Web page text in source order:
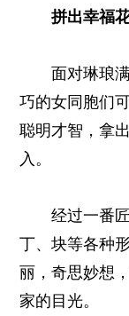
拼出幸福
面对琳琅
巧的女同胞们
聪明才智，拿
入。
经过一番
丁、块等各种
丽，奇思妙想
家的目光。